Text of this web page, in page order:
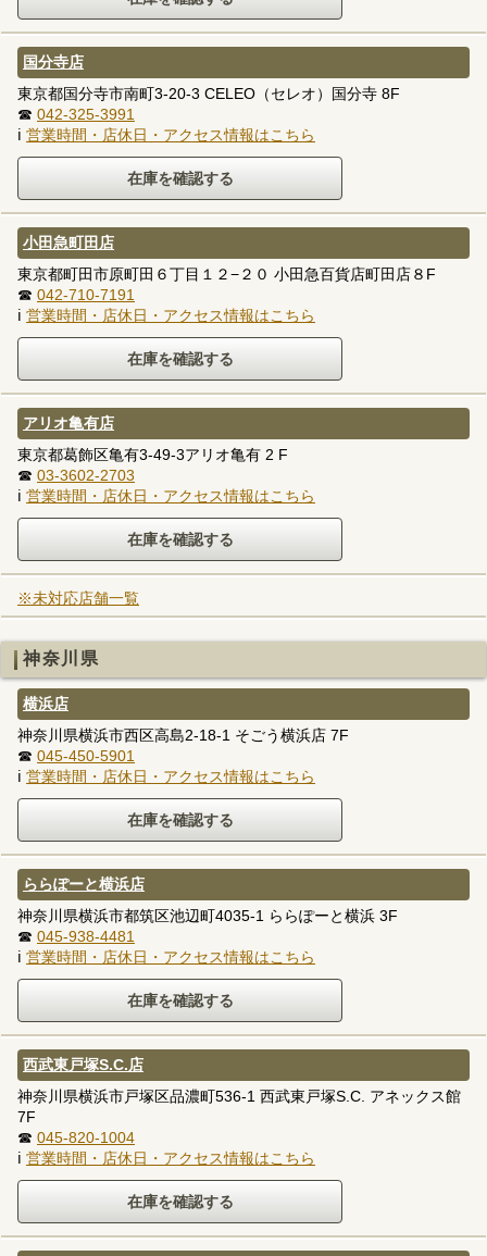
国分寺店
東京都国分寺市南町3-20-3 CELEO（セレオ）国分寺 8F
☎ 042-325-3991
ℹ 営業時間・店休日・アクセス情報はこちら
小田急町田店
東京都町田市原町田６丁目１２−２０ 小田急百貨店町田店８F
☎ 042-710-7191
ℹ 営業時間・店休日・アクセス情報はこちら
アリオ亀有店
東京都葛飾区亀有3-49-3アリオ亀有 2 F
☎ 03-3602-2703
ℹ 営業時間・店休日・アクセス情報はこちら
※未対応店舗一覧
神奈川県
横浜店
神奈川県横浜市西区高島2-18-1 そごう横浜店 7F
☎ 045-450-5901
ℹ 営業時間・店休日・アクセス情報はこちら
ららぽーと横浜店
神奈川県横浜市都筑区池辺町4035-1 ららぽーと横浜 3F
☎ 045-938-4481
ℹ 営業時間・店休日・アクセス情報はこちら
西武東戸塚S.C.店
神奈川県横浜市戸塚区品濃町536-1 西武東戸塚S.C. アネックス館
7F
☎ 045-820-1004
ℹ 営業時間・店休日・アクセス情報はこちら